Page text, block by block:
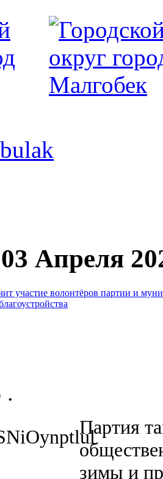
Апреля
участие волонтёров партии и
.
Партия
зимы и